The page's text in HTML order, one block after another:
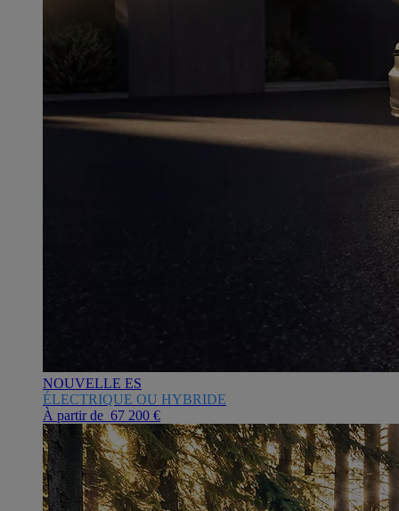
NOUVELLE ES
ÉLECTRIQUE OU HYBRIDE
À partir de 67 200 €